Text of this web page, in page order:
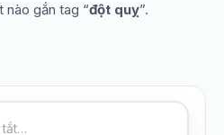
nào gắn tag “đột quỵ”.